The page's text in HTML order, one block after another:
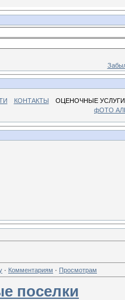
КОНТАКТЫ
ОЦЕНОЧНЫЕ УСЛУГИ
фОТО
· Комментариям · Просмотрам
поселки